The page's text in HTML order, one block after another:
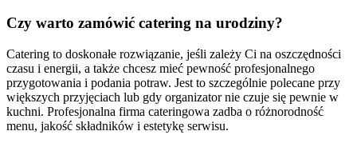
Czy warto zamówić catering na urodziny?
Catering to doskonałe rozwiązanie, jeśli zależy Ci na oszczędności
czasu i energii, a także chcesz mieć pewność profesjonalnego
przygotowania i podania potraw. Jest to szczególnie polecane przy
większych przyjęciach lub gdy organizator nie czuje się pewnie w
kuchni. Profesjonalna firma cateringowa zadba o różnorodność
menu, jakość składników i estetykę serwisu.